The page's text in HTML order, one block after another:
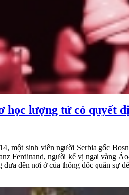
học lượng tử có quyết
một sinh viên người Serbia gốc
Ferdinand, người kế vị ngai vàng
đến nơi ở của thống đốc quân sự